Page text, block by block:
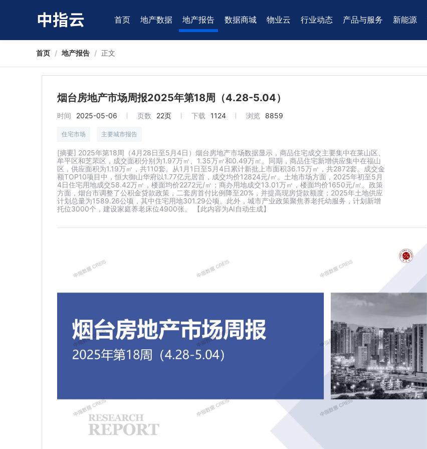
首页 地产数据 地产报告 数据商城 物业云 行业动态 产品与服务 新能源
首页 / 地产报告 / 正文
烟台房地产市场周报2025年第18周（4.28-5.04）
时间 2025-05-06 页数 22页 下载 1124 浏览 8859
住宅市场 主要城市报告
[摘要] 2025年第18周（4月28日至5月4日）烟台房地产市场数据显示，商品住宅成交主要集中在莱山区、
牟平区和芝罘区，成交面积分别为1.97万㎡、1.35万㎡和0.49万㎡。同期，商品住宅新增供应集中在福山
区，供应面积为1.19万㎡，共110套。从1月1日至5月4日累计新批上市面积36.15万㎡，共2872套。成交金
额TOP10项目中，恒大御山华府以1.77亿元居首，成交均价12824元/㎡。土地市场方面，2025年初至5月
4日住宅用地成交58.42万㎡，楼面均价2272元/㎡；商办用地成交13.01万㎡，楼面均价1650元/㎡。政策
方面，烟台市调整了公积金贷款政策，二套房首付比例降至20%，并提高现房贷款额度；2025年土地供应
计划总量为1589.26公顷，其中住宅用地301.29公顷。此外，城市产业政策聚焦养老托幼服务，计划新增
托位3000个，建设家庭养老床位4900张。 【此内容为AI自动生成】
2026年端午假期楼市观察 中国保租房筹集模式全景复盘